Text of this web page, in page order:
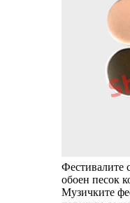
Фестивалите
обоен песок
Музичките